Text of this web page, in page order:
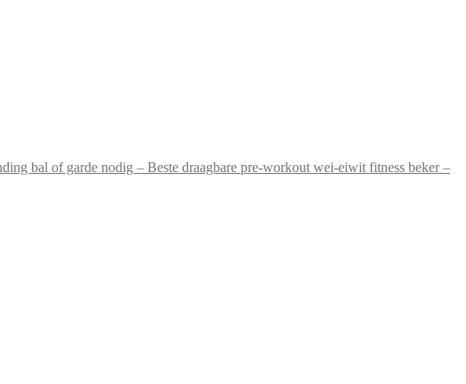
bal of garde nodig – Beste draagbare pre-workout wei-eiwit fitness beker –